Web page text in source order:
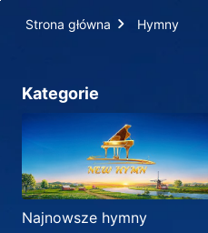
Strona główna Hymny
Kategorie
Najnowsze hymny